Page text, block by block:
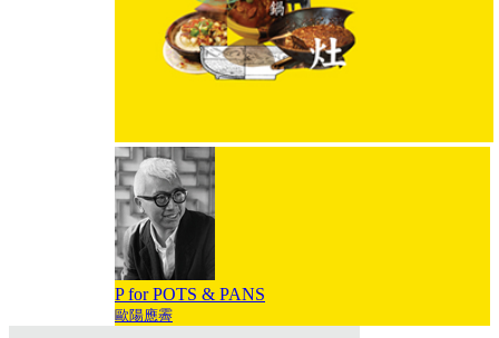
P for POTS & PANS
歐陽應霽